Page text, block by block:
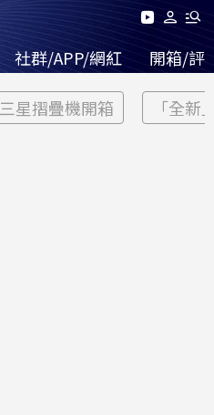
社群/APP/網紅 開箱/評
三星摺疊機開箱 「全新